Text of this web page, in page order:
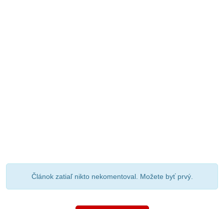
Článok zatiaľ nikto nekomentoval. Možete byť prvý.